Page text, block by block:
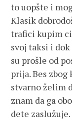
to uopšte i
Klasik
trafici kupim
svoj taksi i
su prošle od
prija. Bes
stvarno želim
znam da ga
dete